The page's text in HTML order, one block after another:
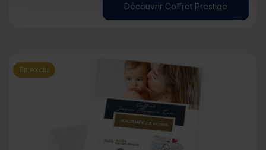
Découvrir Coffret Prestige
En exclu